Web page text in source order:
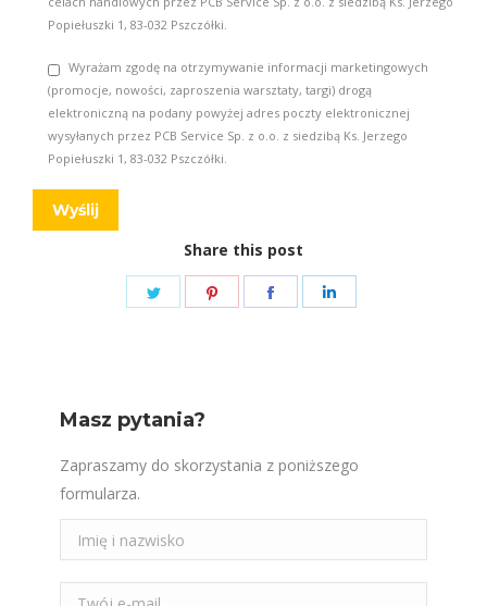
Popiełuszki 1, 83-032 Pszczółki.
Wyrażam zgodę na otrzymywanie informacji marketingowych
(promocje, nowości, zaproszenia warsztaty, targi) drogą
elektroniczną na podany powyżej adres poczty elektronicznej
wysyłanych przez PCB Service Sp. z o.o. z siedzibą Ks. Jerzego
Popiełuszki 1, 83-032 Pszczółki.
Share this post
Share
Share
Share
Masz pytania?
Zapraszamy do skorzystania z poniższego
formularza.